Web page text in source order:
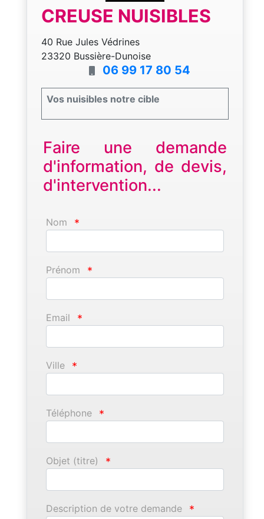
CREUSE NUISIBLES
40 Rue Jules Védrines
23320 Bussière-Dunoise
06 99 17 80 54
Vos nuisibles notre cible
Faire une demande
d'information, de devis,
d'intervention...
Nom *
Prénom *
Email *
Ville *
Téléphone *
Objet (titre) *
Description de votre demande *